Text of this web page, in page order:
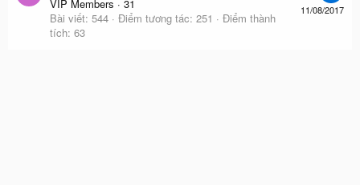
11/08/2017
VIP Members · 31
Bài viết 544 Điểm tương tác 251
Điểm thành
tích 63